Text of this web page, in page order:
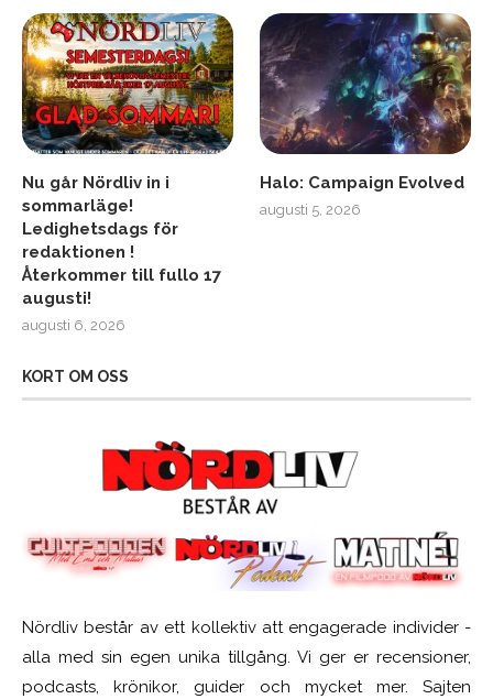
Nu går Nördliv in i
sommarläge!
Ledighetsdags för
redaktionen !
Återkommer till fullo 17
augusti!
augusti 6, 2026
Halo: Campaign Evolved
augusti 5, 2026
KORT OM OSS
Nördliv består av ett kollektiv att engagerade individer -
alla med sin egen unika tillgång. Vi ger er recensioner,
podcasts, krönikor, guider och mycket mer. Sajten